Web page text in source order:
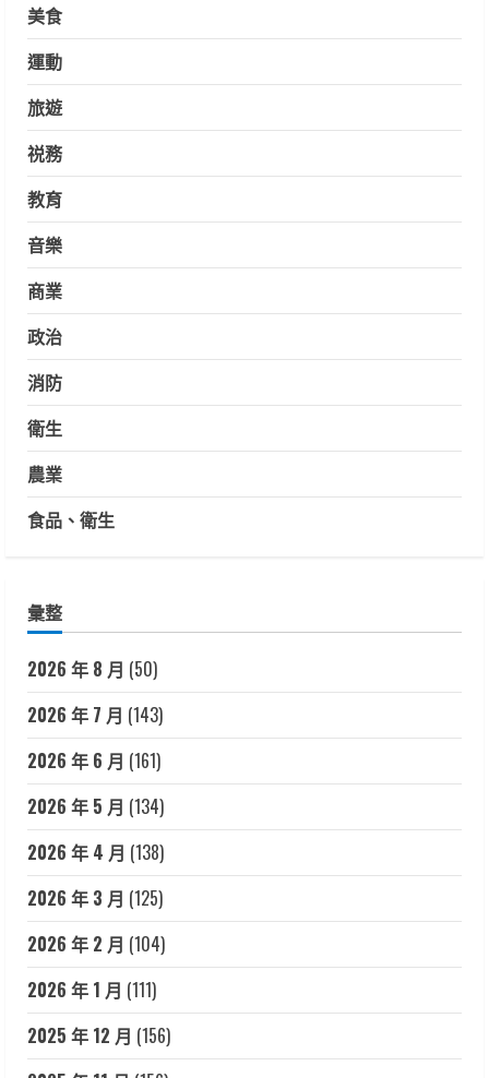
美食
運動
旅遊
祱務
教育
音樂
商業
政治
消防
衛生
農業
食品、衛生
彙整
2026 年 8 月 (50)
2026 年 7 月 (143)
2026 年 6 月 (161)
2026 年 5 月 (134)
2026 年 4 月 (138)
2026 年 3 月 (125)
2026 年 2 月 (104)
2026 年 1 月 (111)
2025 年 12 月 (156)